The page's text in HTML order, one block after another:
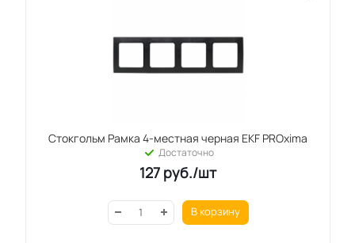
Стокгольм Рамка 4-местная черная EKF PROxima
Достаточно
127 руб./шт
В корзину